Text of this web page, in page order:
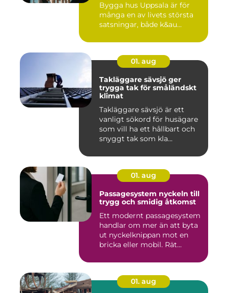
Bygga hus Uppsala är för
många en av livets största
satsningar, både k&au...
01. aug
Takläggare sävsjö ger
trygga tak för småländskt
klimat
Takläggare sävsjö är ett
vanligt sökord för husägare
som vill ha ett hållbart och
snyggt tak som kla...
01. aug
Passagesystem nyckeln till
trygg och smidig åtkomst
Ett modernt passagesystem
handlar om mer än att byta
ut nyckelknippan mot en
bricka eller mobil. Rät...
01. aug